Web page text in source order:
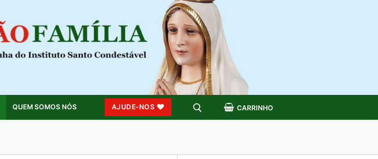
QUEM SOMOS NÓS AJUDE-NOS CARRINHO